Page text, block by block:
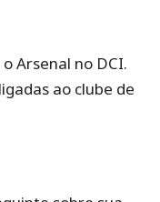
Arsenal no DCI.
ao clube de